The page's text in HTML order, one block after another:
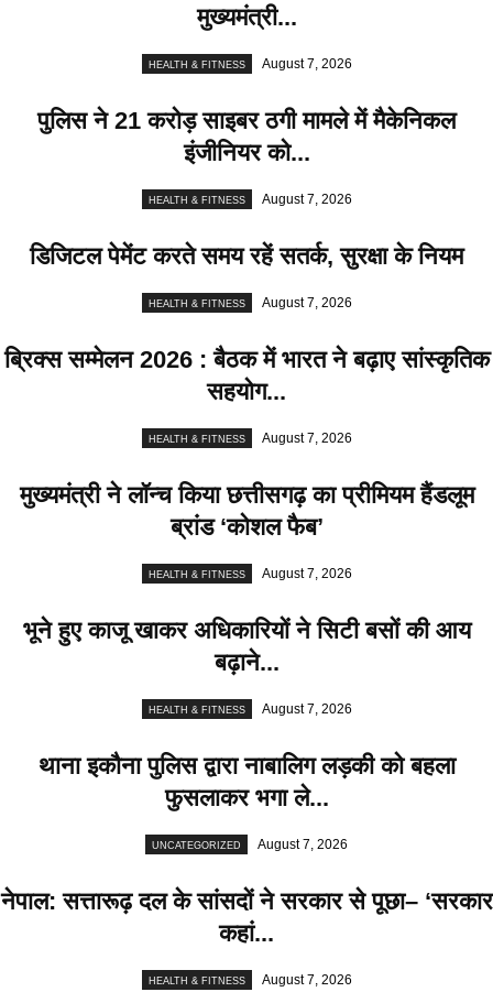
मुख्यमंत्री...
HEALTH & FITNESS August 7, 2026
पुलिस ने 21 करोड़ साइबर ठगी मामले में मैकेनिकल
इंजीनियर को...
HEALTH & FITNESS August 7, 2026
डिजिटल पेमेंट करते समय रहें सतर्क, सुरक्षा के नियम
HEALTH & FITNESS August 7, 2026
ब्रिक्स सम्मेलन 2026 : बैठक में भारत ने बढ़ाए सांस्कृतिक
सहयोग...
HEALTH & FITNESS August 7, 2026
मुख्यमंत्री ने लॉन्च किया छत्तीसगढ़ का प्रीमियम हैंडलूम
ब्रांड ‘कोशल फैब’
HEALTH & FITNESS August 7, 2026
भूने हुए काजू खाकर अधिकारियों ने सिटी बसों की आय
बढ़ाने...
HEALTH & FITNESS August 7, 2026
थाना इकौना पुलिस द्वारा नाबालिग लड़की को बहला
फुसलाकर भगा ले...
UNCATEGORIZED August 7, 2026
नेपाल: सत्तारूढ़ दल के सांसदों ने सरकार से पूछा– ‘सरकार
कहां...
HEALTH & FITNESS August 7, 2026